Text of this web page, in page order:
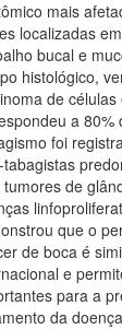
mais
localizadas
bucal e
histológico,
de
a 80%
foi
tabagistas
tumores de
que o
de boca é
e
para a
da